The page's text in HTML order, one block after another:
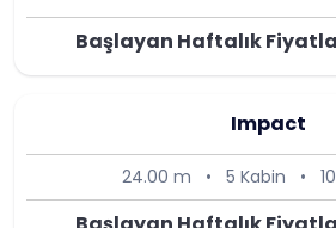
Başlayan Haftalık
Impact
24.00 m • 5 Kabin •